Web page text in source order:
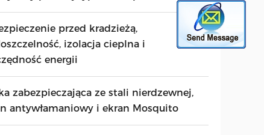
przed kradzieżą,
izolacja cieplna i
energii
zabezpieczająca ze stali nierdzewnej,
antywłamaniowy i ekran Mosquito